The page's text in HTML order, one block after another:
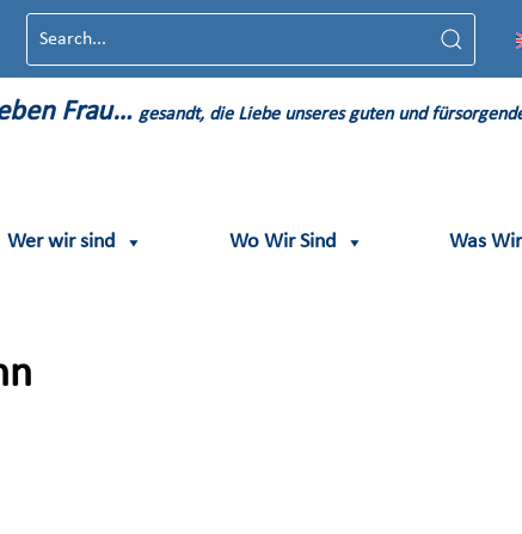
Frau… gesandt, die Liebe unseres guten und
Wer wir sind Wo Wir Sind Was